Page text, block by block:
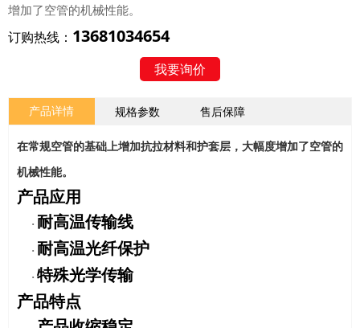
增加了空管的机械性能。
订购热线： 13681034654
我要询价
产品详情 规格参数 售后保障
在常规空管的基础上增加抗拉材料和护套层，大幅度增加了空管的
机械性能。
产品应用
· 耐高温传输线
· 耐高温光纤保护
· 特殊光学传输
产品特点